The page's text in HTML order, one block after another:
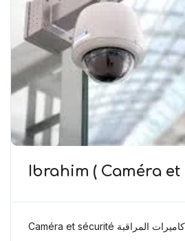
Ibrahim ( Caméra et
Caméra et sécurité كاميرات المراقبة